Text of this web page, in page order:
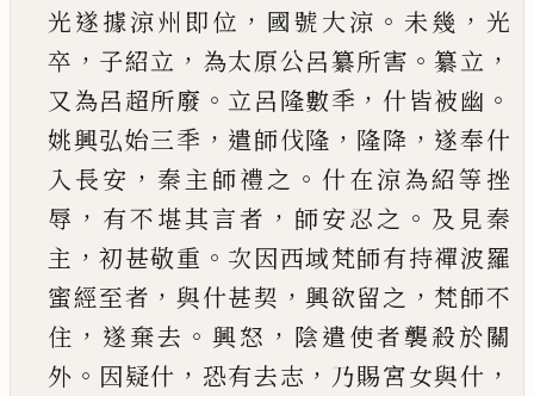
光遂據涼州即位 ， 國號大涼 。 未幾 ， 光
卒 ， 子紹立 ， 為太原公呂纂所害 。纂立 ，
又為呂超所廢 。 立呂隆數秊 ， 什皆被幽 。
姚興弘始三秊 ， 遣師伐隆 ， 隆降 ， 遂奉什
入長安 ， 秦主師禮之 。 什在涼為紹等挫
辱 ， 有不堪其言者 ， 師安忍之 。 及見秦
主 ，初甚敬重 。 次因西域梵師有持禪波羅
蜜經至者 ，與什甚契 ，興欲留之 ， 梵師不
住 ， 遂棄去 。 興怒 ， 陰遣使者襲殺於關
外 。 因疑什 ， 恐有去志 ， 乃賜宮女與什 ，